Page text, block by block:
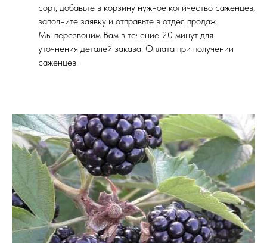
сорт, добавьте в корзину нужное количество саженцев,
заполните заявку и отправьте в отдел продаж.
Мы перезвоним Вам в течение 20 минут для
уточнения деталей заказа. Оплата при получении
саженцев.